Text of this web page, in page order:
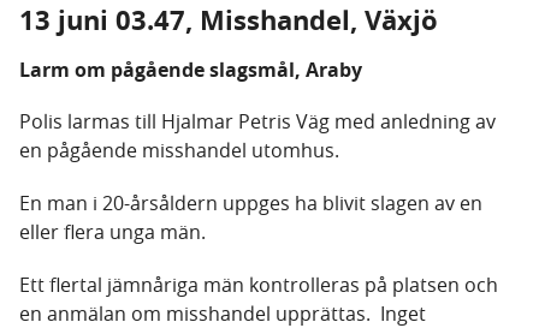
13 juni 03.47, Misshandel, Växjö
Larm om pågående slagsmål, Araby
Polis larmas till Hjalmar Petris Väg med anledning av
en pågående misshandel utomhus.
En man i 20-årsåldern uppges ha blivit slagen av en
eller flera unga män.
Ett flertal jämnåriga män kontrolleras på platsen och
en anmälan om misshandel upprättas. Inget